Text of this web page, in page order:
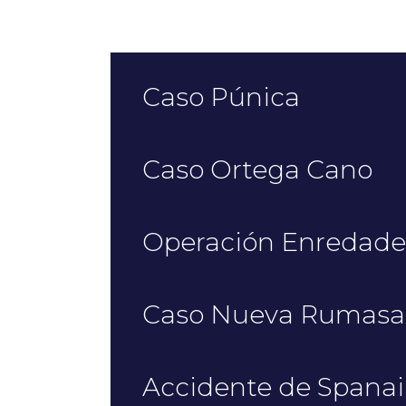
Caso Púnica
Caso Ortega Cano
Operación
Caso Nueva Rumasa
Accidente de